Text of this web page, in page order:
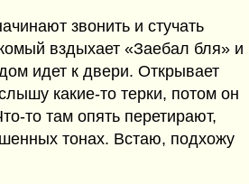
звонить и стучать
вздыхает «Заебал бля» и
идет к двери. Открывает
какие-то терки, потом он
то там опять перетирают,
тонах. Встаю, подхожу